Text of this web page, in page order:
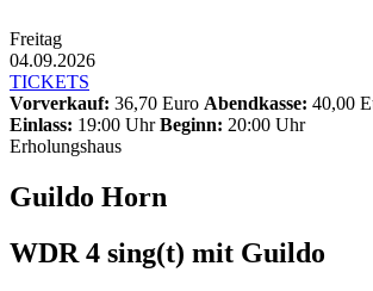
Freitag
04.09.2026
TICKETS
Vorverkauf: 36,70 Euro Abendkasse: 40,00
Einlass: 19:00 UhrBeginn: 20:00 Uhr
Erholungshaus
Guildo Horn
WDR 4 sing(t) mit Guildo